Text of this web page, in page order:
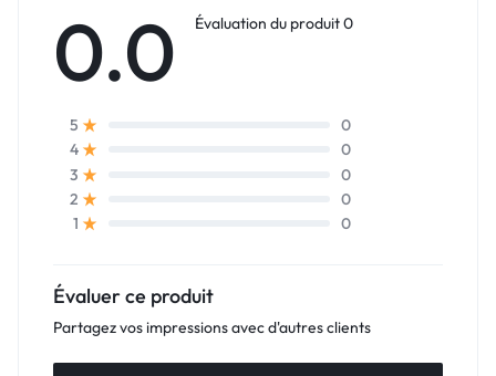
0.0 Évaluation du produit 0
5
0
4
0
3
0
2
0
1
0
Évaluer ce produit
Partagez vos impressions avec d'autres clients